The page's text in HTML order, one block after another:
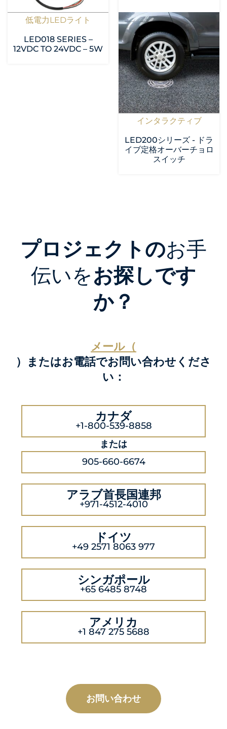
低電力LEDライト
LED018 SERIES –
12VDC TO 24VDC – 5W
インタラクティブ
LED200シリーズ - ドラ
イブ定格オーバーチョロ
スイッチ
プロジェクトのお手
伝いをお探しです
か？
メール（
）またはお電話でお問い合わせくださ
い：
カナダ
+1-800-539-8858
または
905-660-6674
アラブ首長国連邦
+971-4512-4010
ドイツ
+49 2571 8063 977
シンガポール
+65 6485 8748
アメリカ
+1 847 275 5688
お問い合わせ